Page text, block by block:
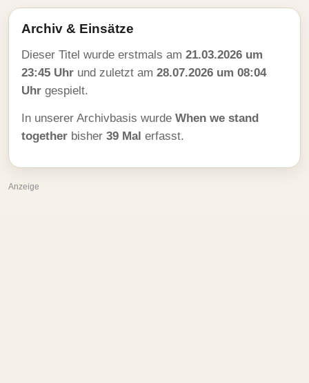
Archiv & Einsätze
Dieser Titel wurde erstmals am 21.03.2026 um
23:45 Uhr und zuletzt am 28.07.2026 um 08:04
Uhr gespielt.
In unserer Archivbasis wurde When we stand
together bisher 39 Mal erfasst.
Anzeige